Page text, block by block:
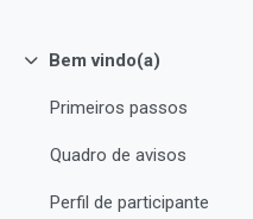
Contrair
Bem vindo(a)
Primeiros passos
Quadro de avisos
Perfil de participante